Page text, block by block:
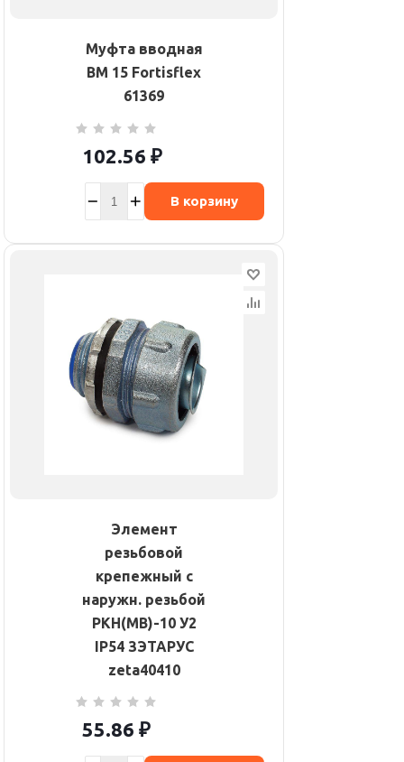
Муфта вводная
ВМ 15 Fortisflex
61369
102.56 ₽
В корзину
Элемент
резьбовой
крепежный с
наружн. резьбой
РКН(МВ)-10 У2
IP54 ЗЭТАРУС
zeta40410
55.86 ₽